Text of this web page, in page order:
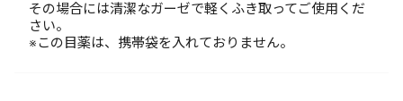
その場合には清潔なガーゼで軽くふき取ってご使用くだ
さい。
※この目薬は、携帯袋を入れておりません。